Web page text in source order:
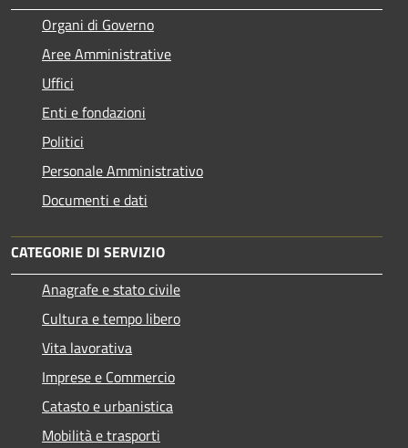
Organi di Governo
Aree Amministrative
Uffici
Enti e fondazioni
Politici
Personale Amministrativo
Documenti e dati
CATEGORIE DI SERVIZIO
Anagrafe e stato civile
Cultura e tempo libero
Vita lavorativa
Imprese e Commercio
Catasto e urbanistica
Mobilità e trasporti